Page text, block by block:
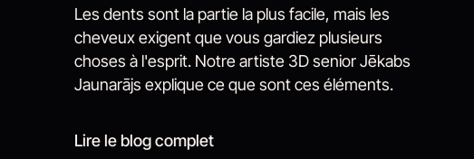
Les dents sont la partie la plus facile, mais les
cheveux exigent que vous gardiez plusieurs
choses à l'esprit. Notre artiste 3D senior Jēkabs
Jaunarājs explique ce que sont ces éléments.
Lire le blog complet